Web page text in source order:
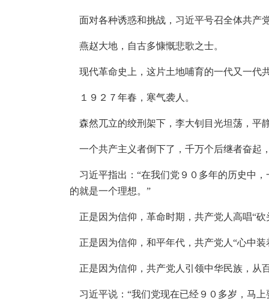
面对各种诱惑和挑战，习近平号召全体共产
燕赵大地，自古多慷慨悲歌之士。
现代革命史上，这片土地哺育的一代又一代
１９２７年春，寒气袭人。
森然兀立的绞刑架下，李大钊目光坦荡，平
一个共产主义者倒下了，千万个后继者奋起
习近平指出：“在我们党９０多年的历史中
的就是一个理想。”
正是因为信仰，革命时期，共产党人高唱“
正是因为信仰，和平年代，共产党人“心中
正是因为信仰，共产党人引领中华民族，从
习近平说：“我们党现在已经９０多岁，马